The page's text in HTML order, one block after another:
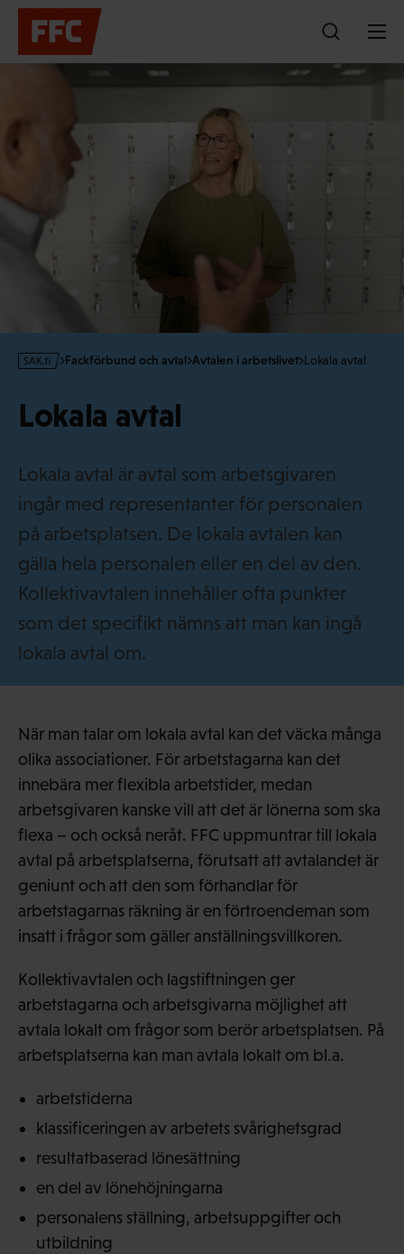
Hoppa
innehållet
Fackförbund och avtal Avtalen i arbetslivet Lokala avtal
Lokala avtal
Lokala avtal är avtal som arbetsgivaren
ingår med representanter för personalen
på arbetsplatsen. De lokala avtalen kan
gälla hela personalen eller en del av den.
Kollektivavtalen innehåller ofta punkter
som det specifikt nämns att man kan ingå
lokala avtal om.
När man talar om lokala avtal kan det väcka många
olika associationer. För arbetstagarna kan det
innebära mer flexibla arbetstider, medan
arbetsgivaren kanske vill att det är lönerna som ska
flexa – och också neråt. FFC uppmuntrar till lokala
avtal på arbetsplatserna, förutsatt att avtalandet är
geniunt och att den som förhandlar för
arbetstagarnas räkning är en förtroendeman som
insatt i frågor som gäller anställningsvillkoren.
Kollektivavtalen och lagstiftningen ger
arbetstagarna och arbetsgivarna möjlighet att
avtala lokalt om frågor som berör arbetsplatsen. På
arbetsplatserna kan man avtala lokalt om bl.a.
arbetstiderna
klassificeringen av arbetets svårighetsgrad
resultatbaserad lönesättning
en del av lönehöjningarna
personalens ställning, arbetsuppgifter och
utbildning